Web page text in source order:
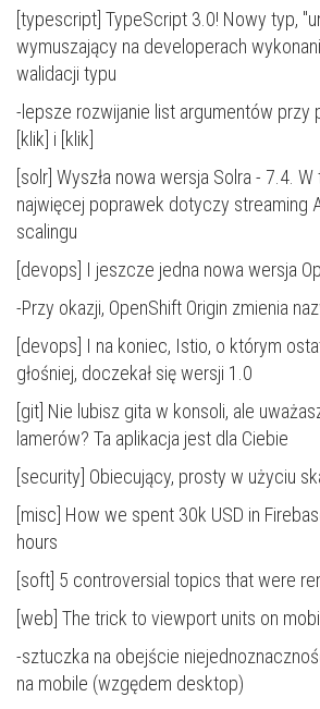
[typescript] TypeScript 3.0! Nowy typ,
wymuszający na developerach
walidacji typu
-lepsze rozwijanie list argumentów przy
klik ] i [ klik
[solr] Wyszła nowa wersja Solra - 7.4 .
najwięcej poprawek dotyczy streaming
scalingu
[devops] I jeszcze jedna nowa wersja
-Przy okazji, OpenShift Origin zmienia
[devops] I na koniec, Istio, o którym
głośniej, doczekał się wersji 1.0
[git] Nie lubisz gita w konsoli, ale
lamerów? Ta aplikacja jest dla Ciebie
[security] Obiecujący, prosty w użyciu
[misc] How we spent 30k USD in
hours
[soft] 5 controversial topics that were
[web] The trick to viewport units on
-sztuczka na obejście
na mobile (wzgędem desktop)